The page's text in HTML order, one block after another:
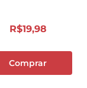
R$19,98
Comprar